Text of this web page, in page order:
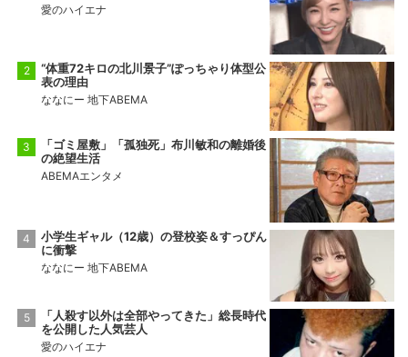
愛のハイエナ
“体重72キロの北川景子”ぽっちゃり体型公
表の理由
ななにー 地下ABEMA
「ゴミ屋敷」「孤独死」布川敏和の離婚後
の絶望生活
ABEMAエンタメ
小学生ギャル（12歳）の登校姿＆すっぴん
に衝撃
ななにー 地下ABEMA
「人殺す以外は全部やってきた」総長時代
を公開した人気芸人
愛のハイエナ